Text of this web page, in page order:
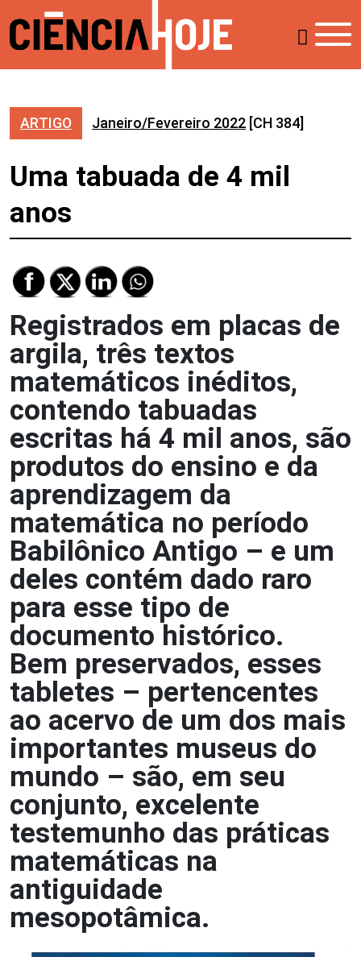
ARTIGO Janeiro/Fevereiro 2022 [CH 384]
Uma tabuada de 4 mil
anos
Registrados em placas de
argila, três textos
matemáticos inéditos,
contendo tabuadas
escritas há 4 mil anos, são
produtos do ensino e da
aprendizagem da
matemática no período
Babilônico Antigo – e um
deles contém dado raro
para esse tipo de
documento histórico.
Bem preservados, esses
tabletes – pertencentes
ao acervo de um dos mais
importantes museus do
mundo – são, em seu
conjunto, excelente
testemunho das práticas
matemáticas na
antiguidade
mesopotâmica.